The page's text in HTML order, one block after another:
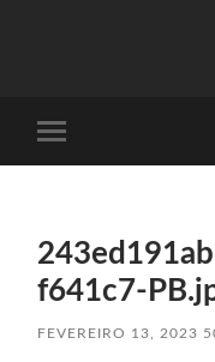
mobile
f641c7-
FEVEREIRO 13, 2023